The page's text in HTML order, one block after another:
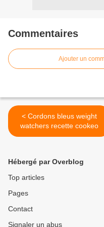
Commentaires
Ajouter un
< Cordons bleus weight
watchers recette cookeo
Hébergé par Overblog
Top articles
Pages
Contact
Signaler un abus